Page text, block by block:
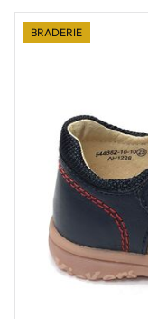
BRADERIE